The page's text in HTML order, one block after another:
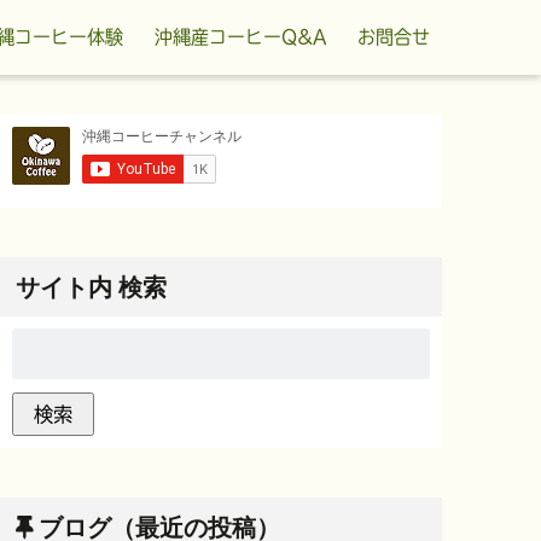
コーヒー体験 沖縄産コーヒーQ&A お問合せ
サイト内 検索
ブログ（最近の投稿）